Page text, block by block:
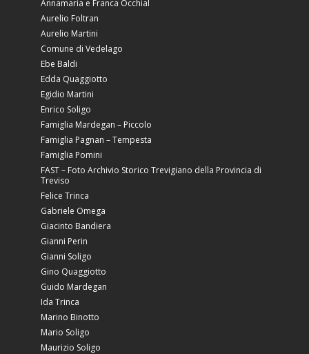
Annamaria e Franca Occhial
Aurelio Foltran
Aurelio Martini
Comune di Vedelago
Ebe Baldi
Edda Quaggiotto
Egidio Martini
Enrico Soligo
Famiglia Mardegan – Piccolo
Famiglia Pagnan – Tempesta
Famiglia Pomini
FAST – Foto Archivio Storico Trevigiano della Provincia di
Treviso
Felice Trinca
Gabriele Omega
Giacinto Bandiera
Gianni Perin
Gianni Soligo
Gino Quaggiotto
Guido Mardegan
Ida Trinca
Marino Binotto
Mario Soligo
Maurizio Soligo